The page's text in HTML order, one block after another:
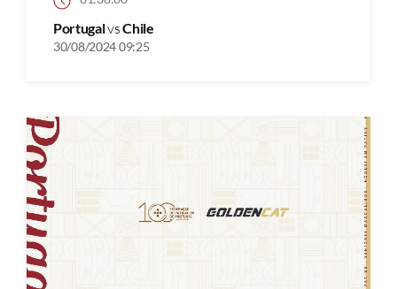
PortugalvsChile
30/08/2024 09:25